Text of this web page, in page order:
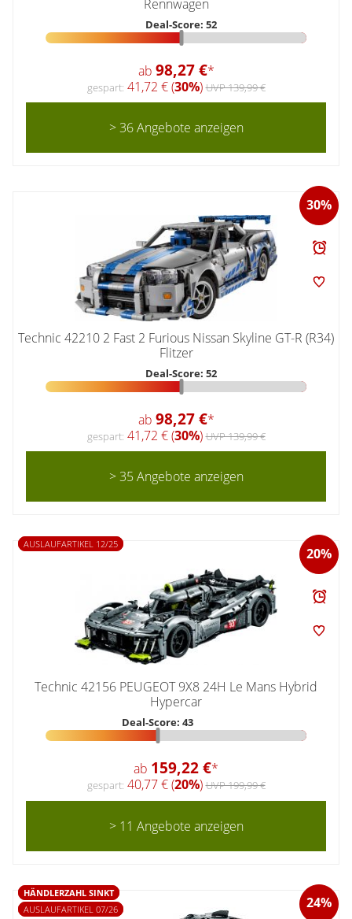
Rennwagen
Deal-Score: 52
ab 98,27 €*
gespart: 41,72 € (30%)UVP 139,99 €
> 36 Angebote anzeigen
30%
Technic 42210 2 Fast 2 Furious Nissan Skyline GT-R (R34)
Flitzer
Deal-Score: 52
ab 98,27 €*
gespart: 41,72 € (30%)UVP 139,99 €
> 35 Angebote anzeigen
20%
AUSLAUFARTIKEL 12/25
Technic 42156 PEUGEOT 9X8 24H Le Mans Hybrid
Hypercar
Deal-Score: 43
ab 159,22 €*
gespart: 40,77 € (20%)UVP 199,99 €
> 11 Angebote anzeigen
24%
HÄNDLERZAHL SINKT
AUSLAUFARTIKEL 07/26